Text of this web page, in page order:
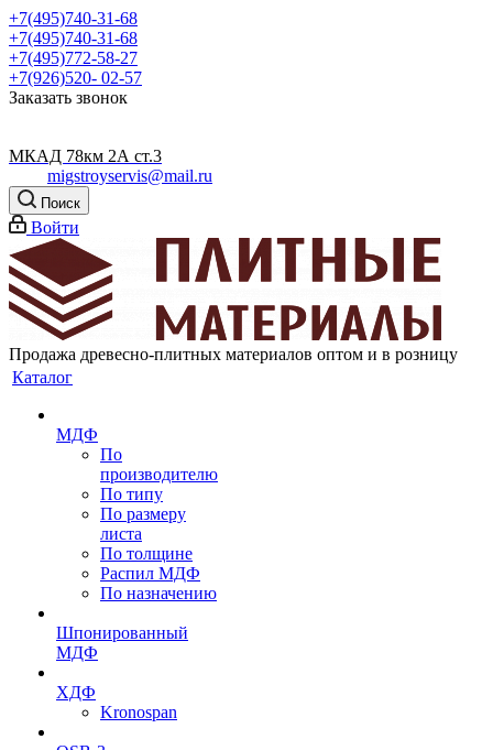
+7(495)740-31-68
+7(495)740-31-68
+7(495)772-58-27
+7(926)520- 02-57
Заказать звонок
МКАД 78км 2А ст.3
migstroyservis@mail.ru
Поиск
Войти
Продажа древесно-плитных материалов оптом и в розницу
Каталог
МДФ
По
производителю
По типу
По размеру
листа
По толщине
Распил МДФ
По назначению
Шпонированный
МДФ
ХДФ
Kronospan